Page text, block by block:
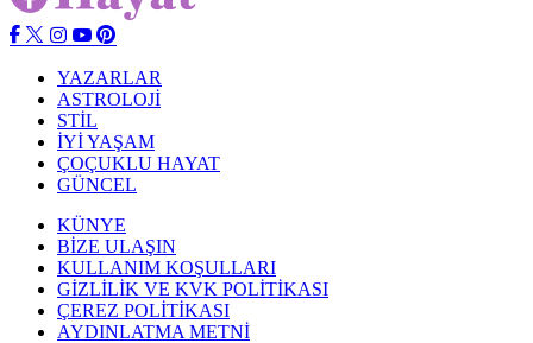
YAZARLAR
ASTROLOJİ
STİL
İYİ YAŞAM
ÇOÇUKLU HAYAT
GÜNCEL
KÜNYE
BİZE ULAŞIN
KULLANIM KOŞULLARI
GİZLİLİK VE KVK POLİTİKASI
ÇEREZ POLİTİKASI
AYDINLATMA METNİ